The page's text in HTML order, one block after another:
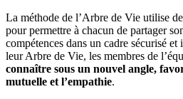
La méthode de l’Arbre de Vie utilise
pour permettre à chacun de partager
compétences dans un cadre sécurisé
leur Arbre de Vie, les membres de
connaître sous un nouvel angle,
mutuelle et l’empathie.